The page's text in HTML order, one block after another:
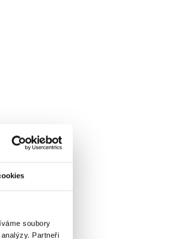
soubory
Partneři